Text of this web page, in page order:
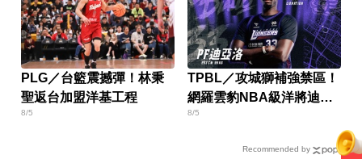
PLG／台籃震撼彈！林秉
聖返台加盟洋基工程
8/5
TPBL／攻城獅補強禁區！
網羅雲豹NBA級洋將迪亞
洛
8/5
Recommended by